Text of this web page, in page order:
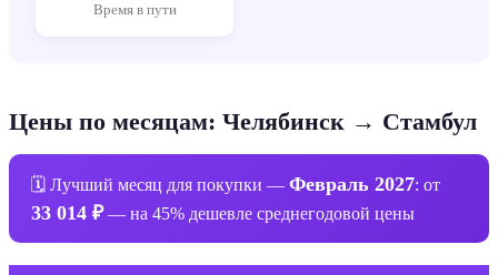
Время в пути
Цены по месяцам: Челябинск → Стамбул
🗓 Лучший месяц для покупки — Февраль 2027: от
33 014 ₽— на 45% дешевле среднегодовой цены